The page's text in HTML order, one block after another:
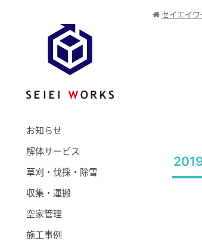
お知らせ
解体サービス
草刈・伐採・除雪
収集・運搬
空家管理
施工事例
セイエイワ